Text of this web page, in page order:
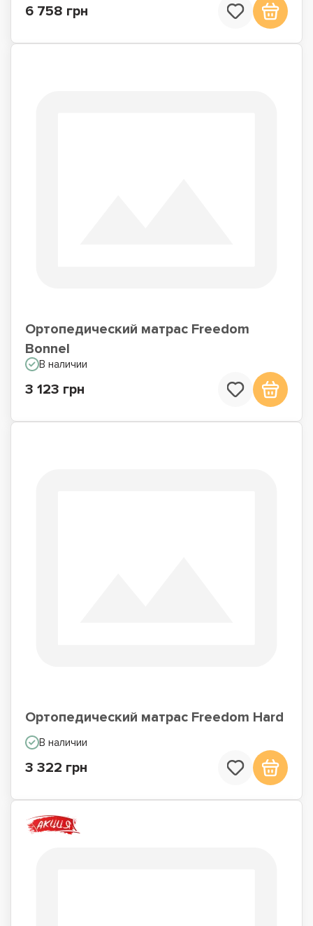
6 758 грн
Ортопедический матрас Freedom
Bonnel
В наличии
3 123 грн
Ортопедический матрас Freedom Hard
В наличии
3 322 грн